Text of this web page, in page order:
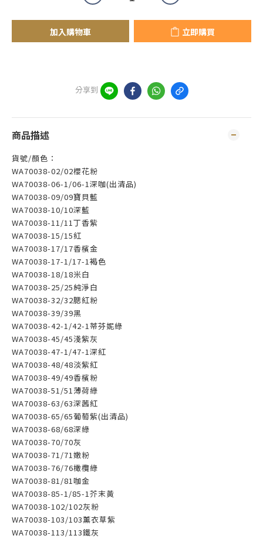
加入購物車 立即購買
分享到
商品描述
貨號/顏色：
WA70038-02/02櫻花粉
WA70038-06-1/06-1深咖(出清品)
WA70038-09/09寶貝藍
WA70038-10/10深藍
WA70038-11/11丁香紫
WA70038-15/15紅
WA70038-17/17香檳金
WA70038-17-1/17-1褐色
WA70038-18/18米白
WA70038-25/25純淨白
WA70038-32/32腮紅粉
WA70038-39/39黑
WA70038-42-1/42-1蒂芬妮綠
WA70038-45/45淺紫灰
WA70038-47-1/47-1深紅
WA70038-48/48淡紫紅
WA70038-49/49香檳粉
WA70038-51/51薄荷綠
WA70038-63/63深茜紅
WA70038-65/65葡萄紫(出清品)
WA70038-68/68深綠
WA70038-70/70灰
WA70038-71/71嫩粉
WA70038-76/76橄欖綠
WA70038-81/81咖金
WA70038-85-1/85-1芥末黃
WA70038-102/102灰粉
WA70038-103/103薰衣草紫
WA70038-113/113鐵灰